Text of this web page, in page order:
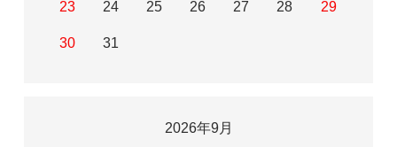
23 24 25 26 27 28 29
30 31
2026年9月